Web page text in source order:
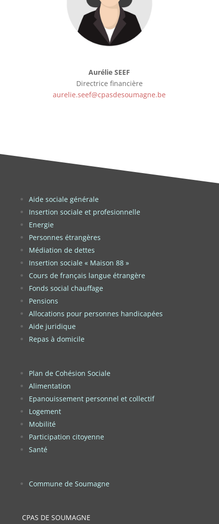
Aurélie SEEF
Directrice financière
aurelie.seef@cpasdesoumagne.be
Aide sociale générale
Insertion sociale et profesionnelle
Energie
Personnes étrangères
Médiation de dettes
Insertion sociale « Maison 88 »
Cours de français langue étrangère
Fonds social chauffage
Pensions
Allocations pour personnes handicapées
Aide juridique
Repas à domicile
Plan de Cohésion Sociale
Alimentation
Epanouissement personnel et collectif
Logement
Mobilité
Participation citoyenne
Santé
Commune de Soumagne
CPAS DE SOUMAGNE